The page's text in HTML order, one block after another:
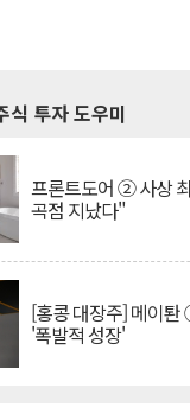
식 투자 도우미
프론트도어 ② 사상
곡점 지났다"
[홍콩 대장주] 메이
'폭발적 성장'